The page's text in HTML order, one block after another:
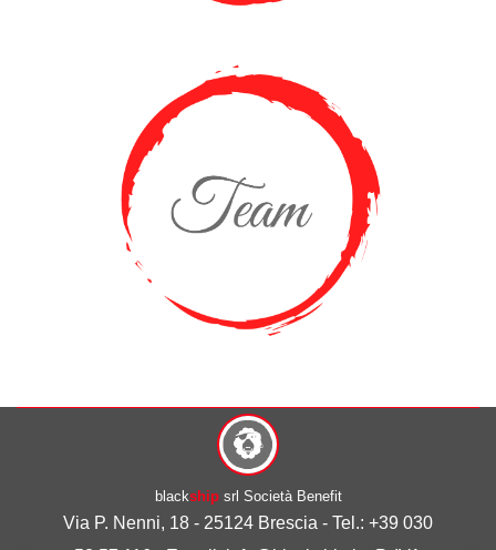
blackshipsrl Società Benefit
Via P. Nenni, 18 - 25124 Brescia - Tel.: +39 030